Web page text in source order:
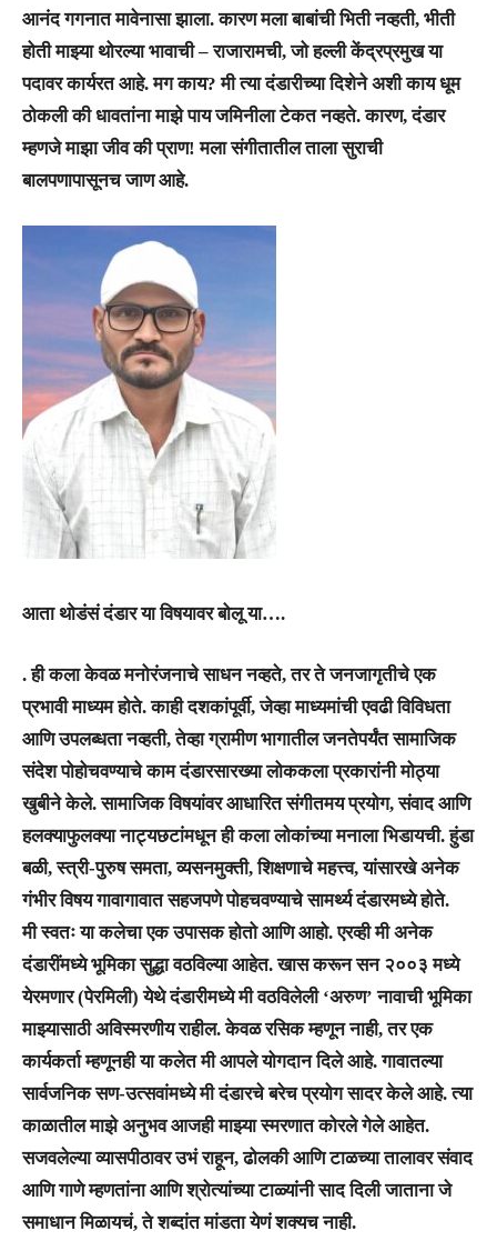
आनंद गगनात मावेनासा झाला. कारण मला बाबांची भिती नव्हती, भीती
होती माझ्या थोरल्या भावाची – राजारामची, जो हल्ली केंद्रप्रमुख या
पदावर कार्यरत आहे. मग काय? मी त्या दंडारीच्या दिशेने अशी काय धूम
ठोकली की धावतांना माझे पाय जमिनीला टेकत नव्हते. कारण, दंडार
म्हणजे माझा जीव की प्राण! मला संगीतातील ताला सुराची
बालपणापासूनच जाण आहे.
आता थोडंसं दंडार या विषयावर बोलू या….
. ही कला केवळ मनोरंजनाचे साधन नव्हते, तर ते जनजागृतीचे एक
प्रभावी माध्यम होते. काही दशकांपूर्वी, जेव्हा माध्यमांची एवढी विविधता
आणि उपलब्धता नव्हती, तेव्हा ग्रामीण भागातील जनतेपर्यंत सामाजिक
संदेश पोहोचवण्याचे काम दंडारसारख्या लोककला प्रकारांनी मोठ्या
खुबीने केले. सामाजिक विषयांवर आधारित संगीतमय प्रयोग, संवाद आणि
हलक्याफुलक्या नाट्यछटांमधून ही कला लोकांच्या मनाला भिडायची. हुंडा
बळी, स्त्री-पुरुष समता, व्यसनमुक्ती, शिक्षणाचे महत्त्व, यांसारखे अनेक
गंभीर विषय गावागावात सहजपणे पोहचवण्याचे सामर्थ्य दंडारमध्ये होते.
मी स्वतः या कलेचा एक उपासक होतो आणि आहो. एरव्ही मी अनेक
दंडारींमध्ये भूमिका सुद्धा वठविल्या आहेत. खास करून सन २००३ मध्ये
येरमणार (पेरमिली) येथे दंडारीमध्ये मी वठविलेली ‘अरुण’ नावाची भूमिका
माझ्यासाठी अविस्मरणीय राहील. केवळ रसिक म्हणून नाही, तर एक
कार्यकर्ता म्हणूनही या कलेत मी आपले योगदान दिले आहे. गावातल्या
सार्वजनिक सण-उत्सवांमध्ये मी दंडारचे बरेच प्रयोग सादर केले आहे. त्या
काळातील माझे अनुभव आजही माझ्या स्मरणात कोरले गेले आहेत.
सजवलेल्या व्यासपीठावर उभं राहून, ढोलकी आणि टाळच्या तालावर संवाद
आणि गाणे म्हणतांना आणि श्रोत्यांच्या टाळ्यांनी साद दिली जाताना जे
समाधान मिळायचं, ते शब्दांत मांडता येणं शक्यच नाही.